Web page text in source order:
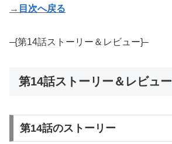
→目次へ戻る
–{第14話ストーリー＆レビュー}–
第14話ストーリー＆レビュー
第14話のストーリー